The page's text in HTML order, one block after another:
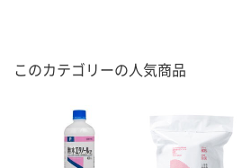
このカテゴリーの人気商品